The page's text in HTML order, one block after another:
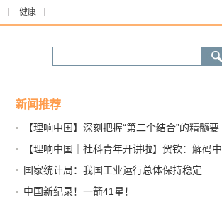
健康
新闻推荐
【理响中国】深刻把握“第二个结合”的精髓要
【理响中国｜社科青年开讲啦】贺钦：解码中
国式现代化之图景
国家统计局：我国工业运行总体保持稳定
中国新纪录！一箭41星！